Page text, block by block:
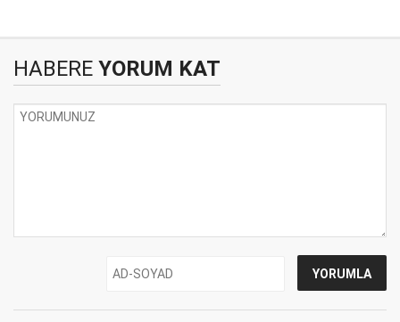
HABERE YORUM KAT